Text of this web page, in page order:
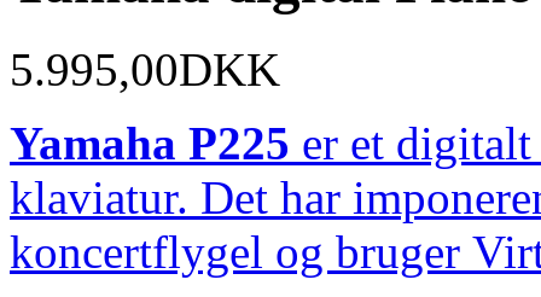
5.995,00DKK
Yamaha P225 er et
klaviatur. Det har
koncertflygel og bruger